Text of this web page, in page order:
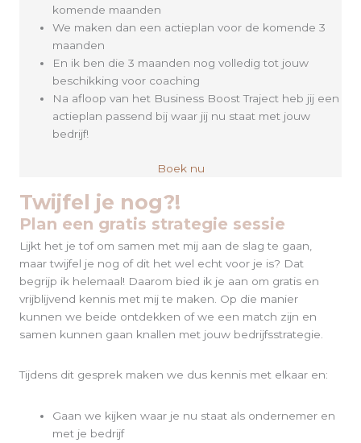
komende maanden
We maken dan een actieplan voor de komende 3
maanden
En ik ben die 3 maanden nog volledig tot jouw
beschikking voor coaching
Na afloop van het Business Boost Traject heb jij een
actieplan passend bij waar jij nu staat met jouw
bedrijf!
Boek nu
Twijfel je nog?!
Plan een gratis strategie sessie
Lijkt het je tof om samen met mij aan de slag te gaan,
maar twijfel je nog of dit het wel echt voor je is? Dat
begrijp ik helemaal! Daarom bied ik je aan om gratis en
vrijblijvend kennis met mij te maken. Op die manier
kunnen we beide ontdekken of we een match zijn en
samen kunnen gaan knallen met jouw bedrijfsstrategie.
Tijdens dit gesprek maken we dus kennis met elkaar en:
Gaan we kijken waar je nu staat als ondernemer en
met je bedrijf